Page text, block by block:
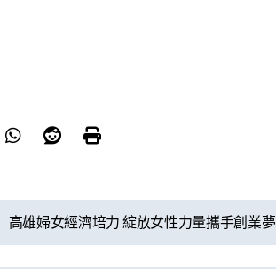
高雄婦女經濟培力 綻放女性力量攜手創業夢